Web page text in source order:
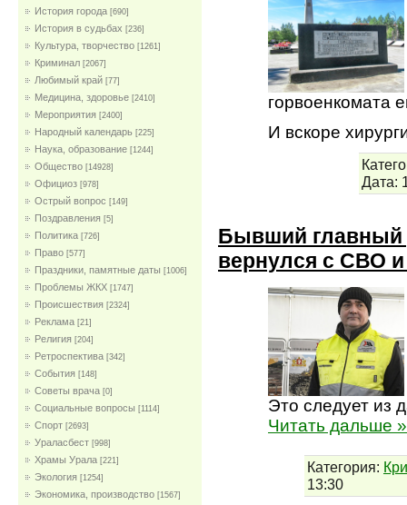
История города [690]
История в судьбах [236]
Культура, творчество [1261]
Криминал [2067]
Любимый край [77]
Медицина, здоровье [2410]
Мероприятия [2400]
Народный календарь [225]
Наука, образование [1244]
Общество [14928]
Официоз [978]
Острый вопрос [149]
Поздравления [5]
Политика [726]
Право [577]
Праздники, памятные даты [1006]
Проблемы ЖКХ [1747]
Проиcшествия [2324]
Реклама [21]
Религия [204]
Ретроспектива [342]
События [148]
Советы врача [0]
Социальные вопросы [1114]
Спорт [2693]
Ураласбест [998]
Храмы Урала [221]
Экология [1254]
Экономика, производство [1567]
горвоенкомата
И вскоре
Дата:
Бывший главный
вернулся с СВО
Это следует из
Читать дальше »
Категория:
13:30